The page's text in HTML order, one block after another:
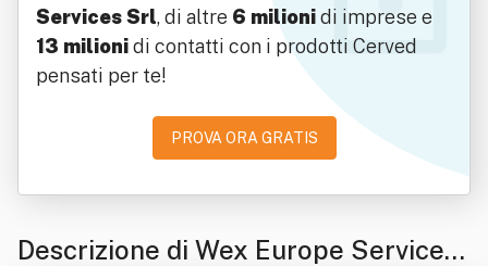
Services Srl, di altre 6 milionidi imprese e
13 milionidi contatti con i prodotti Cerved
pensati per te!
PROVA ORA GRATIS
Descrizione di Wex Europe Services